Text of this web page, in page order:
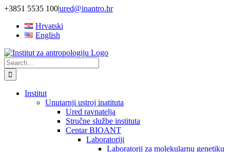
Skip
content
+3851 5535 100|ured@inantro.hr
Hrvatski
English
Search
for:
Institut
Unutarnji ustroj inatituta
Ured ravnatelja
Stručne službe instituta
Centar BIOANT
Laboratoriji
Laboratorij za molekularnu genetiku